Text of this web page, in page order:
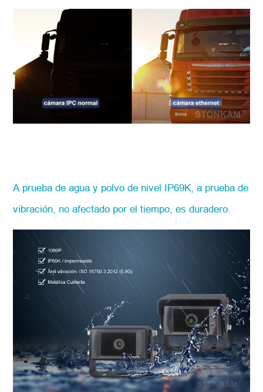
A prueba de agua y polvo de nivel IP69K, a prueba de
vibración, no afectado por el tiempo, es duradero.